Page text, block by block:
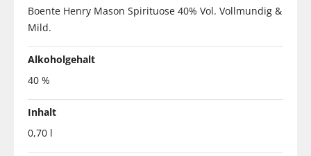
Boente Henry Mason Spirituose 40% Vol. Vollmundig &
Mild.
Alkoholgehalt
40 %
Inhalt
0,70 l